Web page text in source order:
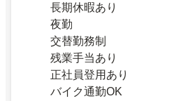
長期休暇あり
夜勤
交替勤務制
残業手当あり
正社員登用あり
バイク通勤OK